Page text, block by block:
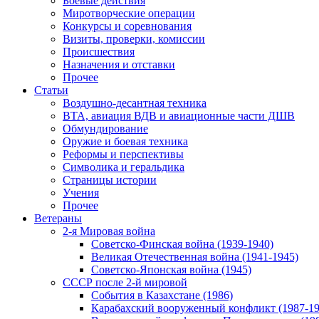
Миротворческие операции
Конкурсы и соревнования
Визиты, проверки, комиссии
Происшествия
Назначения и отставки
Прочее
Статьи
Воздушно-десантная техника
ВТА, авиация ВДВ и авиационные части ДШВ
Обмундирование
Оружие и боевая техника
Реформы и перспективы
Символика и геральдика
Страницы истории
Учения
Прочее
Ветераны
2-я Мировая война
Советско-Финская война (1939-1940)
Великая Отечественная война (1941-1945)
Советско-Японская война (1945)
СССР после 2-й мировой
События в Казахстане (1986)
Карабахский вооруженный конфликт (1987-